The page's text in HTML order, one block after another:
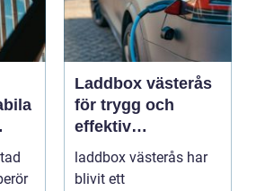
Laddbox västerås
för trygg och
effektiv
hemmaladdning
laddbox västerås har
blivit ett